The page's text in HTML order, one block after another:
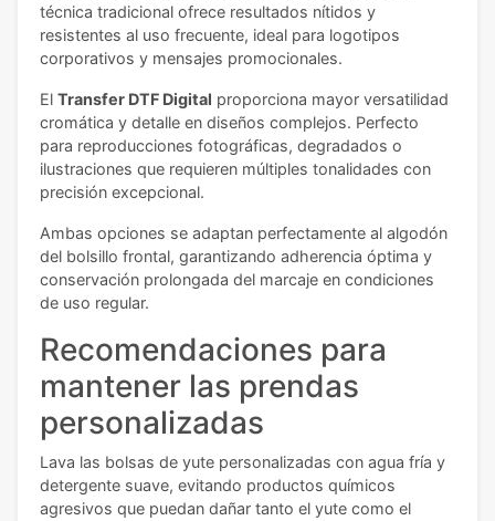
técnica tradicional ofrece resultados nítidos y
resistentes al uso frecuente, ideal para logotipos
corporativos y mensajes promocionales.
El Transfer DTF Digital proporciona mayor versatilidad
cromática y detalle en diseños complejos. Perfecto
para reproducciones fotográficas, degradados o
ilustraciones que requieren múltiples tonalidades con
precisión excepcional.
Ambas opciones se adaptan perfectamente al algodón
del bolsillo frontal, garantizando adherencia óptima y
conservación prolongada del marcaje en condiciones
de uso regular.
Recomendaciones para
mantener las prendas
personalizadas
Lava las bolsas de yute personalizadas con agua fría y
detergente suave, evitando productos químicos
agresivos que puedan dañar tanto el yute como el